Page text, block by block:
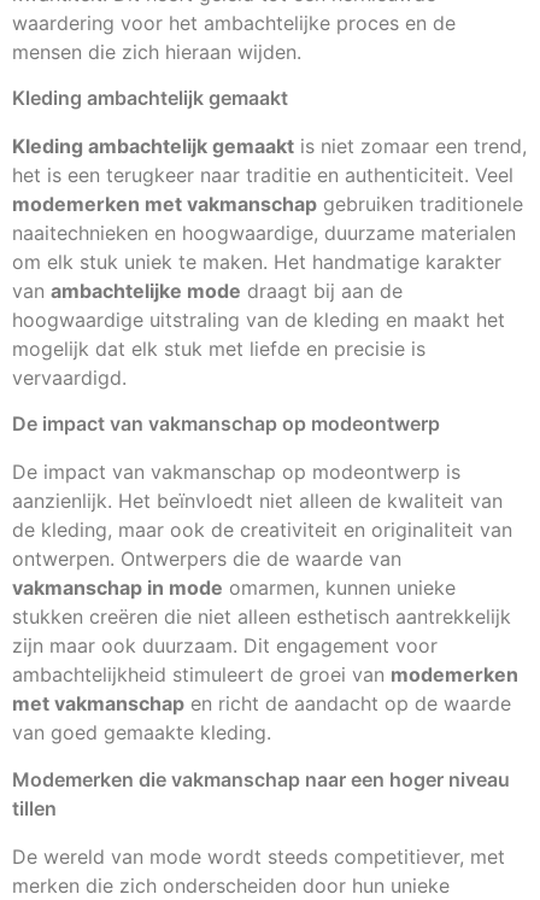
waardering voor het ambachtelijke proces en de
mensen die zich hieraan wijden.
Kleding ambachtelijk gemaakt
Kleding ambachtelijk gemaakt is niet zomaar een trend,
het is een terugkeer naar traditie en authenticiteit. Veel
modemerken met vakmanschap gebruiken traditionele
naaitechnieken en hoogwaardige, duurzame materialen
om elk stuk uniek te maken. Het handmatige karakter
van ambachtelijke mode draagt bij aan de
hoogwaardige uitstraling van de kleding en maakt het
mogelijk dat elk stuk met liefde en precisie is
vervaardigd.
De impact van vakmanschap op modeontwerp
De impact van vakmanschap op modeontwerp is
aanzienlijk. Het beïnvloedt niet alleen de kwaliteit van
de kleding, maar ook de creativiteit en originaliteit van
ontwerpen. Ontwerpers die de waarde van
vakmanschap in mode omarmen, kunnen unieke
stukken creëren die niet alleen esthetisch aantrekkelijk
zijn maar ook duurzaam. Dit engagement voor
ambachtelijkheid stimuleert de groei van modemerken
met vakmanschap en richt de aandacht op de waarde
van goed gemaakte kleding.
Modemerken die vakmanschap naar een hoger niveau
tillen
De wereld van mode wordt steeds competitiever, met
merken die zich onderscheiden door hun unieke